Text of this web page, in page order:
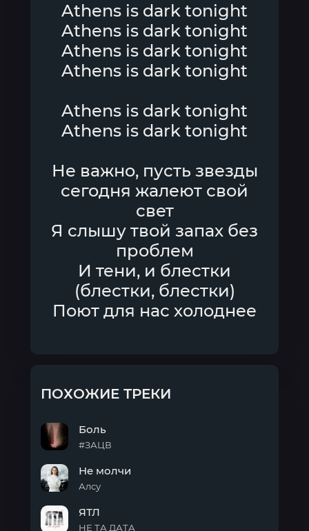
Athens is dark tonight
Athens is dark tonight
Athens is dark tonight
Athens is dark tonight
Athens is dark tonight
Athens is dark tonight
Не важно, пусть звезды
сегодня жалеют свой
свет
Я слышу твой запах без
проблем
И тени, и блестки
(блестки, блестки)
Поют для нас холоднее
ПОХОЖИЕ ТРЕКИ
Боль
#ЗАЦВ
молчи
Не молчи
Алсу
ЯТЛ
НЕ ТА ДАТА